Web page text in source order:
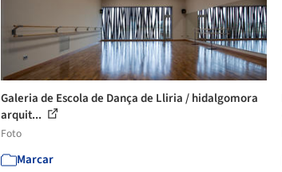
Galeria de Escola de Dança de Lliria / hidalgomora
arquit...
Foto
Marcar